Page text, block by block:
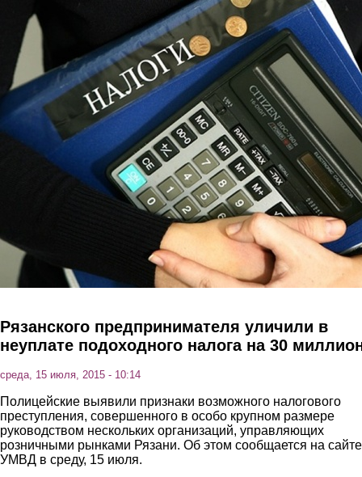
Рязанского предпринимателя уличили в
неуплате подоходного налога на 30
среда, 15 июля, 2015 - 10:14
Полицейские выявили признаки возможного налогового
преступления, совершенного в особо крупном размере
руководством нескольких организаций, управляющих
розничными рынками Рязани. Об этом сообщается на сайте
УМВД в среду, 15 июля.